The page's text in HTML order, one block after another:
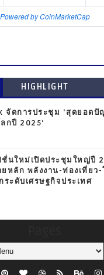
Powered by CoinMarketCap
HIGHLIGHT
จัดการประชุม ‘สุดยอดปั
กปี 2025‘
ชั่นใหม่เปิดประชุมใหญ่ปี
หลัก พลังงาน-ท่องเที่ยว-
ระดับเศรษฐกิจประเทศ